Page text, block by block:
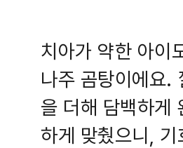
치아가 약한 아이
나주 곰탕이에요.
을 더해 담백하게
하게 맞췄으니,